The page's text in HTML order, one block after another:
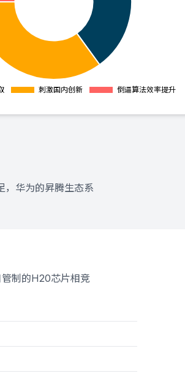
，华为的昇腾生态系
制的H20芯片相竞